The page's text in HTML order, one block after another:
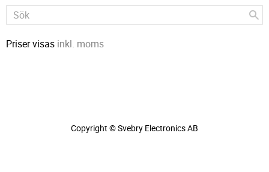
Priser visas inkl. moms
Copyright © Svebry Electronics AB